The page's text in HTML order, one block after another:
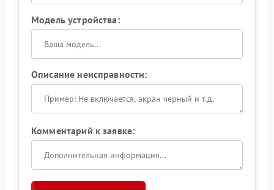
Модель устройства:
Описание неисправности:
Комментарий к заявке: